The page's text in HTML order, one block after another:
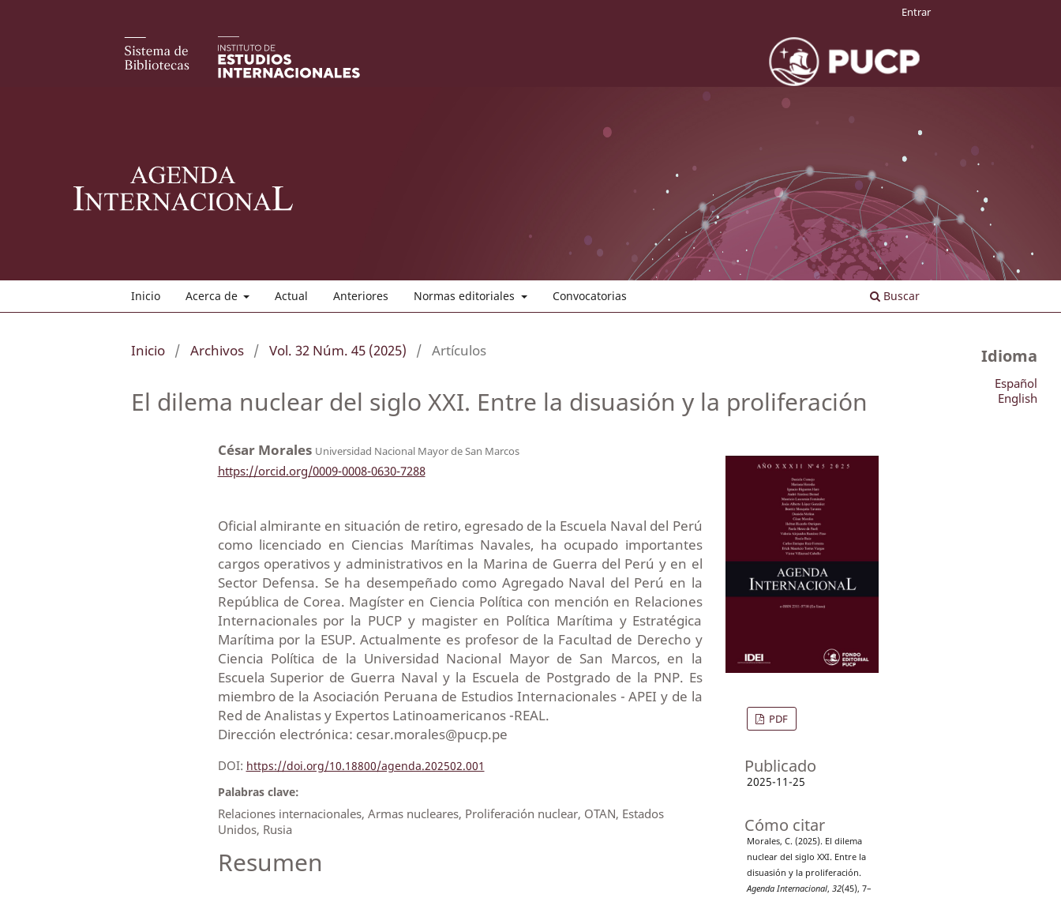
Inicio Acerca de Actual Anteriores Normas editoriales Convocatorias Buscar
Entrar
Inicio / Archivos / Vol. 32 Núm. 45 (2025) / Artículos
El dilema nuclear del siglo XXI. Entre la disuasión y la proliferación
César Morales Universidad Nacional Mayor de San Marcos
https://orcid.org/0009-0008-0630-7288
Oficial almirante en situación de retiro, egresado de la Escuela Naval del Perú
como licenciado en Ciencias Marítimas Navales, ha ocupado importantes
cargos operativos y administrativos en la Marina de Guerra del Perú y en el
Sector Defensa. Se ha desempeñado como Agregado Naval del Perú en la
República de Corea. Magíster en Ciencia Política con mención en Relaciones
Internacionales por la PUCP y magister en Política Marítima y Estratégica
Marítima por la ESUP. Actualmente es profesor de la Facultad de Derecho y
Ciencia Política de la Universidad Nacional Mayor de San Marcos, en la
Escuela Superior de Guerra Naval y la Escuela de Postgrado de la PNP. Es
miembro de la Asociación Peruana de Estudios Internacionales - APEI y de la
Red de Analistas y Expertos Latinoamericanos -REAL.
Dirección electrónica: cesar.morales@pucp.pe
DOI: https://doi.org/10.18800/agenda.202502.001
Palabras clave:
Relaciones internacionales, Armas nucleares, Proliferación nuclear, OTAN, Estados
Unidos, Rusia
Resumen
PDF
Publicado
2025-11-25
Cómo citar
Morales, C. (2025). El dilema
nuclear del siglo XXI. Entre la
disuasión y la proliferación.
Agenda Internacional, 32(45), 7–
Idioma
Español
English